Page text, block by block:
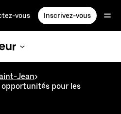
vous Inscrivez-vous
Jean>
pour les